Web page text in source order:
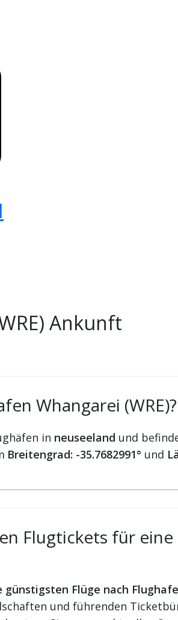
Ankunft
Whangarei (WRE)?
in neuseeland und
Breitengrad: -35.7682991° und
Flugtickets für eine
Flüge nach
und führenden